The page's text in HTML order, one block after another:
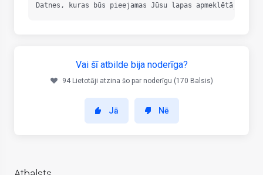
Datnes, kuras būs pieejamas Jūsu lapas apmeklētājiem,
Vai šī atbilde bija noderīga?
94 Lietotāji atzina šo par noderīgu (170 Balsis)
Jā Nē